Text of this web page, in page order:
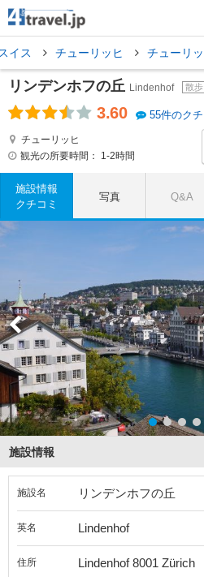
イス チューリッヒ チューリ
リンデンホフの丘 Lindenhof 散
3.60 55件のクチ
チューリッヒ
観光の所要時間：
1-2時間
施設情報
クチコミ
写真 Q&A
施設情報
施設名 リンデンホフの丘
英名 Lindenhof
住所 Lindenhof 8001 Zürich